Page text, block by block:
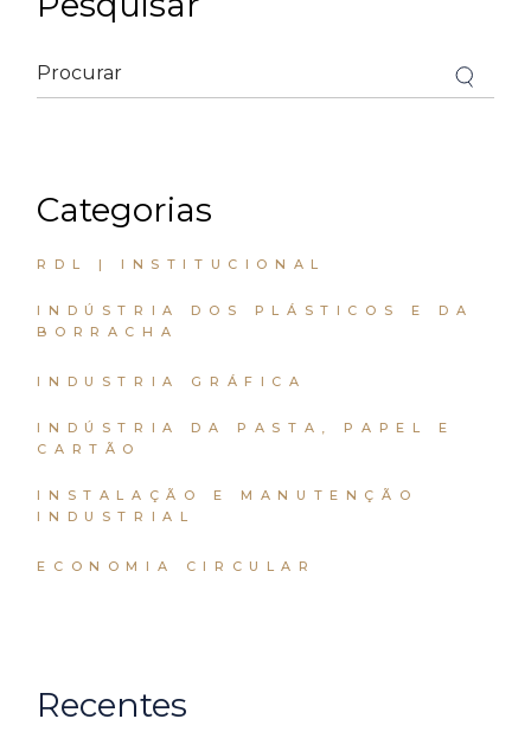
Categorias
RDL | INSTITUCIONAL
INDÚSTRIA DOS PLÁSTICOS E DA
BORRACHA
INDUSTRIA GRÁFICA
INDÚSTRIA DA PASTA, PAPEL E
CARTÃO
INSTALAÇÃO E MANUTENÇÃO
INDUSTRIAL
ECONOMIA CIRCULAR
Recentes